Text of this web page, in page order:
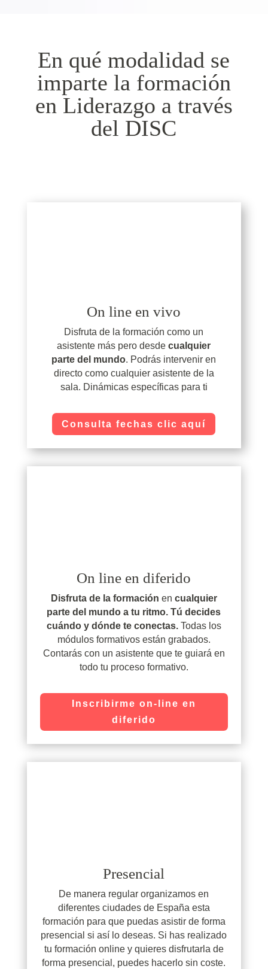
En qué modalidad se
imparte la formación
en Liderazgo a través
del DISC
On line en vivo
Disfruta de la formación como un
asistente más pero desdecualquier
parte del mundo. Podrás intervenir en
directo como cualquier asistente de la
sala. Dinámicas específicas para ti
Consulta fechas clic aquí
On line en diferido
Disfruta de la formación en cualquier
parte del mundo a tu ritmo. Tú decides
cuándo y dónde te conectas. Todas los
módulos formativos están grabados.
Contarás con un asistente que te guiará en
todo tu proceso formativo.
Inscribirme on-line en
diferido
Presencial
De manera regular organizamos en
diferentes ciudades de España esta
formación para que puedas asistir de forma
presencial si así lo deseas. Si has realizado
tu formación online y quieres disfrutarla de
forma presencial, puedes hacerlo sin coste.